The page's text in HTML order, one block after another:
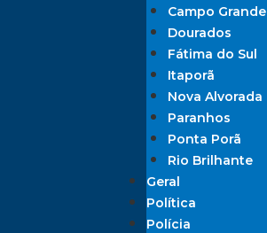
Campo Grande
Dourados
Fátima do Sul
Itaporã
Nova Alvorada
Paranhos
Ponta Porã
Rio Brilhante
Geral
Política
Polícia